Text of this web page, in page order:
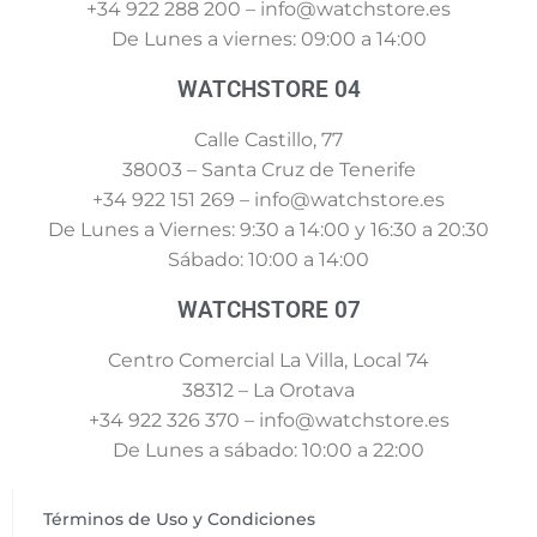
+34 922 288 200 – info@watchstore.es
De Lunes a viernes: 09:00 a 14:00
WATCHSTORE 04
Calle Castillo, 77
38003 – Santa Cruz de Tenerife
+34 922 151 269 – info@watchstore.es
De Lunes a Viernes: 9:30 a 14:00 y 16:30 a 20:30
Sábado: 10:00 a 14:00
WATCHSTORE 07
Centro Comercial La Villa, Local 74
38312 – La Orotava
+34 922 326 370 – info@watchstore.es
De Lunes a sábado: 10:00 a 22:00
Términos de Uso y Condiciones